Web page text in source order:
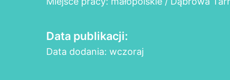
Data publikacji:
Data dodania: wczoraj